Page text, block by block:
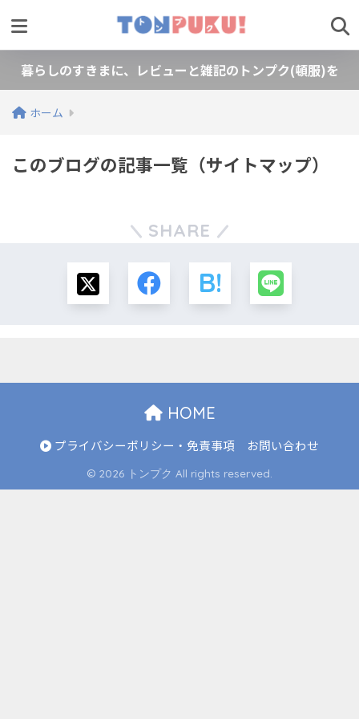
暮らしのすきまに、レビューと雑記のトンプク(頓服)を
ホーム
このブログの記事一覧（サイトマップ）
SHARE
HOME
プライバシーポリシー・免責事項 お問い合わせ
© 2026 トンプク All rights reserved.